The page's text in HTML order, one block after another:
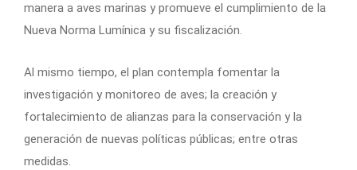
manera a aves marinas y promueve el cumplimiento de la
Nueva Norma Lumínica y su fiscalización.
Al mismo tiempo, el plan contempla fomentar la
investigación y monitoreo de aves; la creación y
fortalecimiento de alianzas para la conservación y la
generación de nuevas políticas públicas; entre otras
medidas.